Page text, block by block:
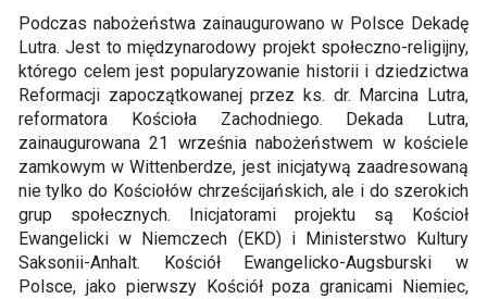
Podczas nabożeństwa zainaugurowano w Polsce Dekadę
Lutra. Jest to międzynarodowy projekt społeczno-religijny,
którego celem jest popularyzowanie historii i dziedzictwa
Reformacji zapoczątkowanej przez ks. dr. Marcina Lutra,
reformatora Kościoła Zachodniego. Dekada Lutra,
zainaugurowana 21 września nabożeństwem w kościele
zamkowym w Wittenberdze, jest inicjatywą zaadresowaną
nie tylko do Kościołów chrześcijańskich, ale i do szerokich
grup społecznych. Inicjatorami projektu są Kościoł
Ewangelicki w Niemczech (EKD) i Ministerstwo Kultury
Saksonii-Anhalt. Kościół Ewangelicko-Augsburski w
Polsce, jako pierwszy Kościół poza granicami Niemiec,